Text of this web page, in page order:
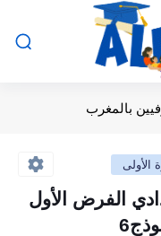
بالمغرب
الأولى
الفرض الأول